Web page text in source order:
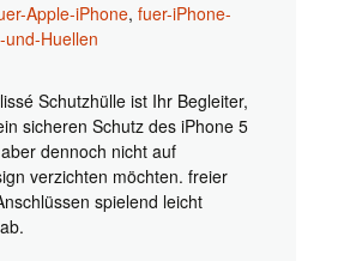
Apple-iPhone, fuer-iPhone-
und-Huellen
Schutzhülle ist Ihr Begleiter,
sicheren Schutz des iPhone 5
dennoch nicht auf
verzichten möchten. freier
spielend leicht